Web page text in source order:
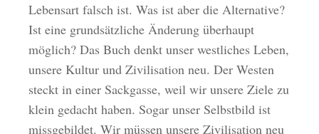
Lebensart falsch ist. Was ist aber die Alternative?
Ist eine grundsätzliche Änderung überhaupt
möglich? Das Buch denkt unser westliches Leben,
unsere Kultur und Zivilisation neu. Der Westen
steckt in einer Sackgasse, weil wir unsere Ziele zu
klein gedacht haben. Sogar unser Selbstbild ist
missgebildet. Wir müssen unsere Zivilisation neu